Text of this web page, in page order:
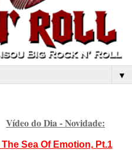
▼
Vídeo do Dia - Novidade:
The Sea Of Emotion, Pt.1